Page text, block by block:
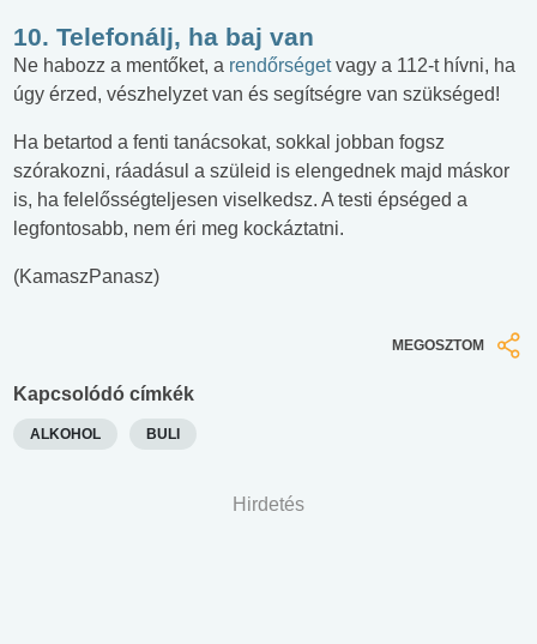
10. Telefonálj, ha baj van
Ne habozz a mentőket, a rendőrségetvagy a 112-t hívni, ha
úgy érzed, vészhelyzet van és segítségre van szükséged!
Ha betartod a fenti tanácsokat, sokkal jobban fogsz
szórakozni, ráadásul a szüleid is elengednek majd máskor
is, ha felelősségteljesen viselkedsz. A testi épséged a
legfontosabb, nem éri meg kockáztatni.
(KamaszPanasz)
MEGOSZTOM
Kapcsolódó címkék
ALKOHOL BULI
Hirdetés